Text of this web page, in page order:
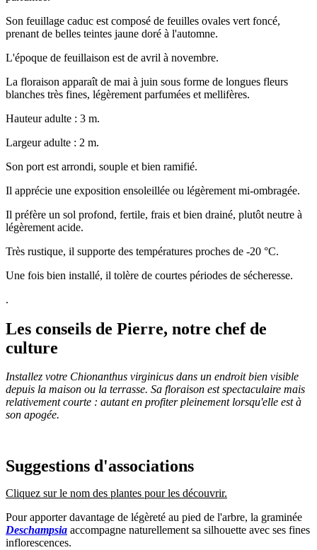
Son feuillage caduc est composé de feuilles ovales vert foncé,
prenant de belles teintes jaune doré à l'automne.
L'époque de feuillaison est de avril à novembre.
La floraison apparaît de mai à juin sous forme de longues fleurs
blanches très fines, légèrement parfumées et mellifères.
Hauteur adulte : 3 m.
Largeur adulte : 2 m.
Son port est arrondi, souple et bien ramifié.
Il apprécie une exposition ensoleillée ou légèrement mi-ombragée.
Il préfère un sol profond, fertile, frais et bien drainé, plutôt neutre à
légèrement acide.
Très rustique, il supporte des températures proches de -20 °C.
Une fois bien installé, il tolère de courtes périodes de sécheresse.
.
Les conseils de Pierre, notre chef de
culture
Installez votre Chionanthus virginicus dans un endroit bien visible
depuis la maison ou la terrasse. Sa floraison est spectaculaire mais
relativement courte : autant en profiter pleinement lorsqu'elle est à
son apogée.
Suggestions d'associations
Cliquez sur le nom des plantes pour les découvrir.
Pour apporter davantage de légèreté au pied de l'arbre, la graminée
Deschampsia accompagne naturellement sa silhouette avec ses fines
inflorescences.